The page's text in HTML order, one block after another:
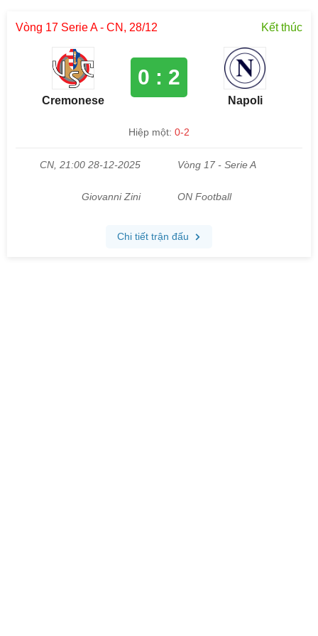
Vòng 17 Serie A - CN, 28/12 Kết thúc
Cremonese
0 : 2
Napoli
Hiệp một: 0-2
CN, 21:00 28-12-2025 Vòng 17 - Serie A
Giovanni Zini ON Football
Chi tiết trận đấu